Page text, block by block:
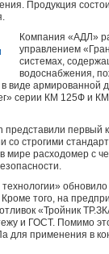
Продукция
Компания «АДЛ»
управлением
системах,
водоснабжения,
виде
серии КМ 125Ф и
представили
со строгими
мире расходомер с
того, на
«Тройник
и ГОСТ. Помимо
для применения в